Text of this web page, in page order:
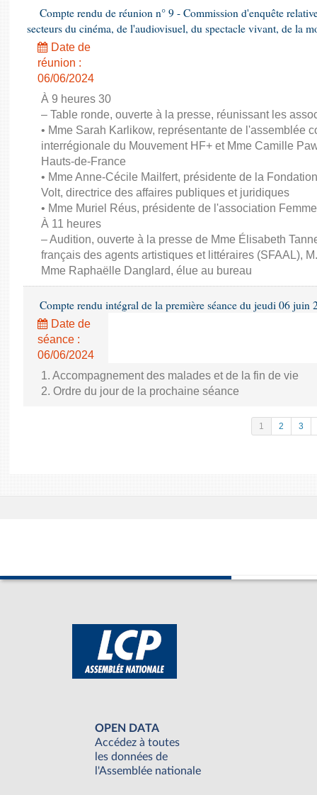
Compte rendu de réunion n° 9 - Commission d'enquête
secteurs du cinéma, de l'audiovisuel, du spectacle vivant, de la
Date de
réunion :
06/06/2024
À 9 heures 30
– Table ronde, ouverte à la presse, réunissant les
• Mme Sarah Karlikow, représentante de l'assemblée
interrégionale du Mouvement HF+ et Mme Camille
Hauts-de-France
• Mme Anne-Cécile Mailfert, présidente de la
Volt, directrice des affaires publiques et juridiques
• Mme Muriel Réus, présidente de l'association
À 11 heures
– Audition, ouverte à la presse de Mme Élisabeth
français des agents artistiques et littéraires (SFAAL),
Mme Raphaëlle Danglard, élue au bureau
Compte rendu intégral de la première séance du jeudi 06 juin
Date de
séance :
06/06/2024
1. Accompagnement des malades et de la fin de vie
2. Ordre du jour de la prochaine séance
1 2 3
OPEN DATA
Accédez à toutes
les données de
l'Assemblée nationale